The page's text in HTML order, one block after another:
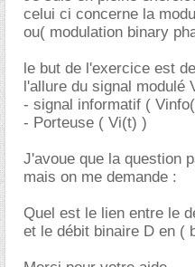
celui ci concerne la
ou( modulation binary
le but de l'exercice est
l'allure du signal modulé
- signal informatif (
- Porteuse ( Vi(t) )
J'avoue que la question
mais on me demande :
Quel est le lien entre le
et le débit binaire D en (